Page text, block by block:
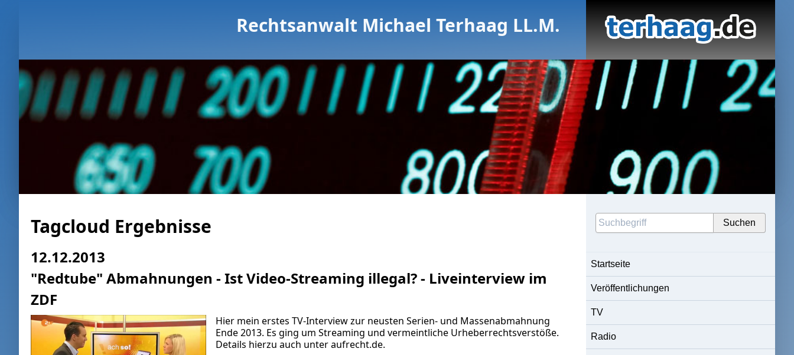
Rechtsanwalt Michael Terhaag LL.M.
Tagcloud Ergebnisse
12.12.2013
"Redtube" Abmahnungen - Ist Video-Streaming illegal? - Liveinterview im
ZDF
Hier mein erstes TV-Interview zur neusten Serien- und Massenabmahnung
Ende 2013. Es ging um Streaming und vermeintliche Urheberrechtsverstöße.
Details hierzu auch unteraufrecht.de.
Startseite
Veröffentlichungen
TV
Radio